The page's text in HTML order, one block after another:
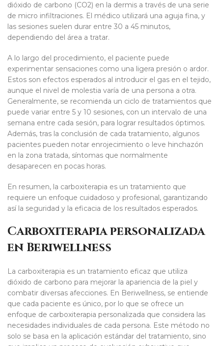
dióxido de carbono (CO2) en la dermis a través de una serie
de micro infiltraciones. El médico utilizará una aguja fina, y
las sesiones suelen durar entre 30 a 45 minutos,
dependiendo del área a tratar.
A lo largo del procedimiento, el paciente puede
experimentar sensaciones como una ligera presión o ardor.
Estos son efectos esperados al introducir el gas en el tejido,
aunque el nivel de molestia varía de una persona a otra.
Generalmente, se recomienda un ciclo de tratamientos que
puede variar entre 5 y 10 sesiones, con un intervalo de una
semana entre cada sesión, para lograr resultados óptimos.
Además, tras la conclusión de cada tratamiento, algunos
pacientes pueden notar enrojecimiento o leve hinchazón
en la zona tratada, síntomas que normalmente
desaparecen en pocas horas.
En resumen, la carboxiterapia es un tratamiento que
requiere un enfoque cuidadoso y profesional, garantizando
así la seguridad y la eficacia de los resultados esperados.
Carboxiterapia personalizada
en Beriwellness
La carboxiterapia es un tratamiento eficaz que utiliza
dióxido de carbono para mejorar la apariencia de la piel y
combatir diversas afecciones. En Beriwellness, se entiende
que cada paciente es único, por lo que se ofrece un
enfoque de carboxiterapia personalizada que considera las
necesidades individuales de cada persona. Este método no
solo se basa en la aplicación estándar del tratamiento, sino